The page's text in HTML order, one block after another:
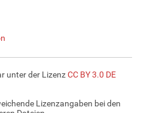
unter der LizenzCC BY 3.0 DE
Lizenzangaben bei den